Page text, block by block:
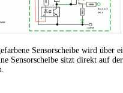
Sensorscheibe wird
Sensorscheibe sitzt direkt auf